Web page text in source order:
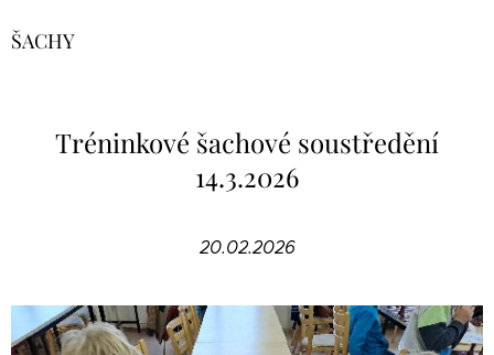
ŠACHY
Tréninkové šachové soustředění
14.3.2026
20.02.2026